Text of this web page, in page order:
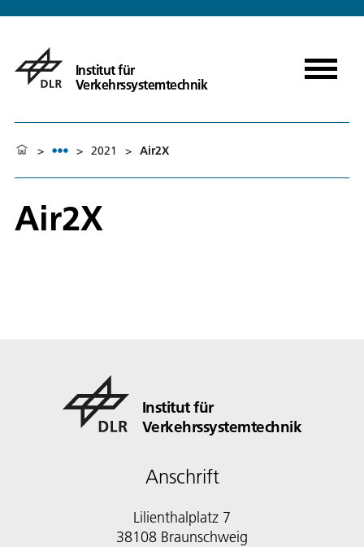
Institut für
Verkehrssystemtechnik
> > 2021 > Air2X
Air2X
Institut für
Verkehrssystemtechnik
Anschrift
Lilienthalplatz 7
38108 Braunschweig